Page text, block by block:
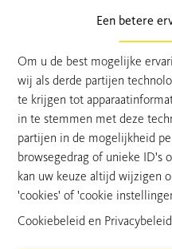
Een betere
Om u de best mogelijke
wij als derde partijen
te krijgen tot
in te stemmen met deze
partijen in de mogelijkheid
browsegedrag of unieke ID's
kan uw keuze altijd wijzigen
'cookies' of 'cookie
Cookiebeleid en Privacybeleid
een enkel
woonkamer met gezellige
voor een zithoek en een
keuken, uitgerust met
oven, koelkast en vaatwas
heeft u toegang tot de
extra leefruimte met
bureauruimte, ideaal voor
als slaapkamer beneden